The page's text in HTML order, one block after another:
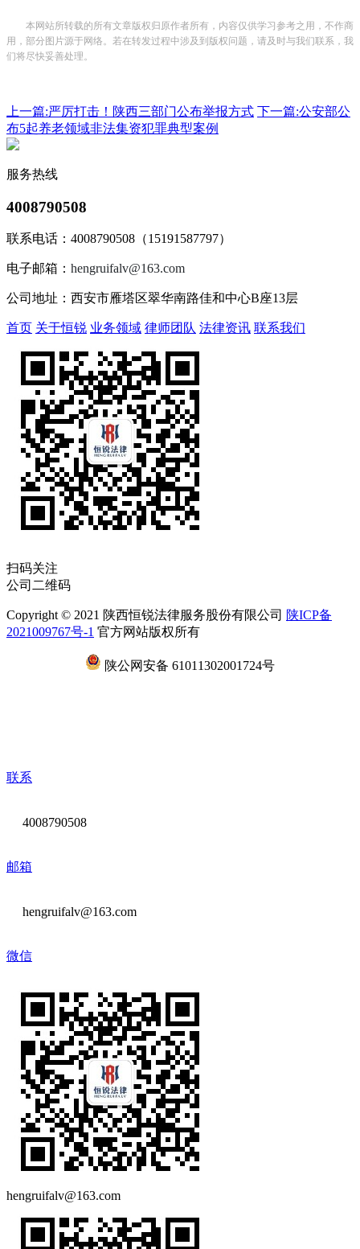
本网站所转载的所有文章版权归原作者所有，内容仅供学习参考之用，不作商
用，部分图片源于网络。若在转发过程中涉及到版权问题，请及时与我们联系，我
们将尽快妥善处理。
上一篇:严厉打击！陕西三部门公布举报方式 下一篇:公安部公
布5起养老领域非法集资犯罪典型案例
服务热线
4008790508
联系电话：4008790508（15191587797）
电子邮箱： hengruifalv@163.com
公司地址：西安市雁塔区翠华南路佳和中心B座13层
首页 关于恒锐 业务领域 律师团队 法律资讯 联系我们
扫码关注
公司二维码
Copyright © 2021 陕西恒锐法律服务股份有限公司 陕ICP备
2021009767号-1 官方网站版权所有
陕公网安备 61011302001724号
联系
4008790508
邮箱
hengruifalv@163.com
微信
hengruifalv@163.com